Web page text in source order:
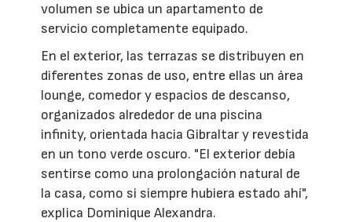
volumen se ubica un apartamento de
servicio completamente equipado.
En el exterior, las terrazas se distribuyen en
diferentes zonas de uso, entre ellas un área
lounge, comedor y espacios de descanso,
organizados alrededor de una piscina
infinity, orientada hacia Gibraltar y revestida
en un tono verde oscuro. "El exterior debía
sentirse como una prolongación natural de
la casa, como si siempre hubiera estado ahí",
explica Dominique Alexandra.